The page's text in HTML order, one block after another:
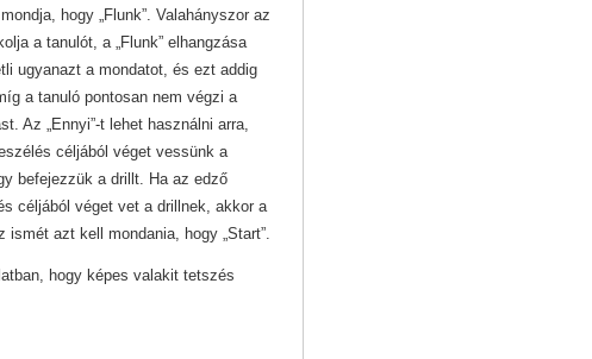
hogy „Flunk”. Valahányszor az
a tanulót, a „Flunk” elhangzása
ugyanazt a mondatot, és ezt addig
a tanuló pontosan nem végzi a
Az „Ennyi”-t lehet használni arra,
céljából véget vessünk a
befejezzük a drillt. Ha az edző
céljából véget vet a drillnek, akkor a
ismét azt kell mondania, hogy „Start”.
hogy képes valakit tetszés